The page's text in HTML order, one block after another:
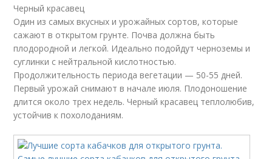
Черный красавец
Один из самых вкусных и урожайных сортов, которые
сажают в открытом грунте. Почва должна быть
плодородной и легкой. Идеально подойдут черноземы и
суглинки с нейтральной кислотностью.
Продолжительность периода вегетации — 50-55 дней.
Первый урожай снимают в начале июля. Плодоношение
длится около трех недель. Черный красавец теплолюбив,
устойчив к похолоданиям.